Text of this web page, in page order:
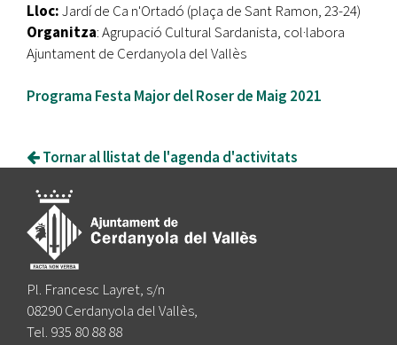
Lloc:Jardí de Ca n'Ortadó (plaça de Sant Ramon, 23-24)
Organitza: Agrupació Cultural Sardanista, col·labora
Ajuntament de Cerdanyola del Vallès
Programa Festa Major del Roser de Maig 2021
Tornar al llistat de l'agenda d'activitats
Pl. Francesc Layret, s/n
08290 Cerdanyola del Vallès,
Tel. 935 80 88 88